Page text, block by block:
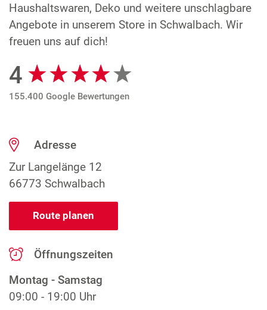
Haushaltswaren, Deko und weitere unschlagbare
Angebote in unserem Store in Schwalbach. Wir
freuen uns auf dich!
Google Bewertungen
4
155.400 Google Bewertungen
Adresse
Zur Langelänge 12
66773 Schwalbach
Route planen
Öffnungszeiten
Montag - Samstag
09:00 - 19:00 Uhr